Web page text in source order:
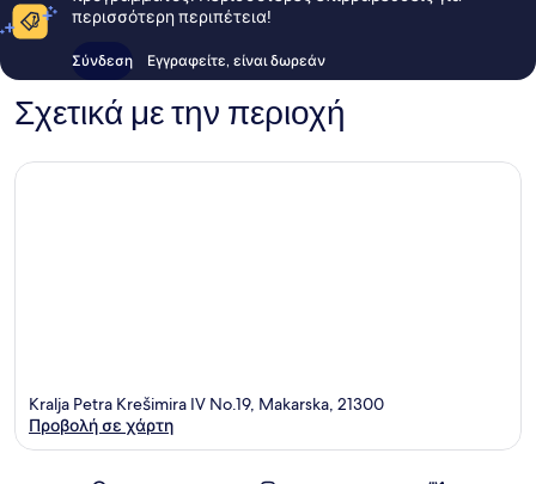
περισσότερη περιπέτεια!
Σύνδεση Εγγραφείτε, είναι δωρεάν
Σχετικά με την περιοχή
Kralja Petra Krešimira IV No.19, Makarska, 21300
Προβολή σε χάρτη